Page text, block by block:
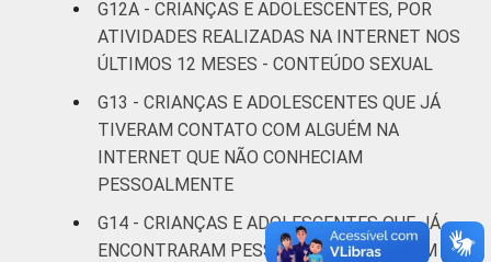
RENDA
FAMILIAR
Até 1 SM 21
Mais de 1
19
Mais de 2
SM até 3 SM
Mais de 3
SM
21
G12A - CRIANÇAS E ADOLESCENTES, POR
ATIVIDADES REALIZADAS NA INTERNET NOS
ÚLTIMOS 12 MESES - CONTEÚDO SEXUAL
G13 - CRIANÇAS E ADOLESCENTES QUE JÁ
TIVERAM CONTATO COM ALGUÉM NA
INTERNET QUE NÃO CONHECIAM
PESSOALMENTE
G14 - CRIANÇAS E ADOLESCENTES QUE JÁ
ENCONTRARAM PESSOALMENTE ALGUÉM